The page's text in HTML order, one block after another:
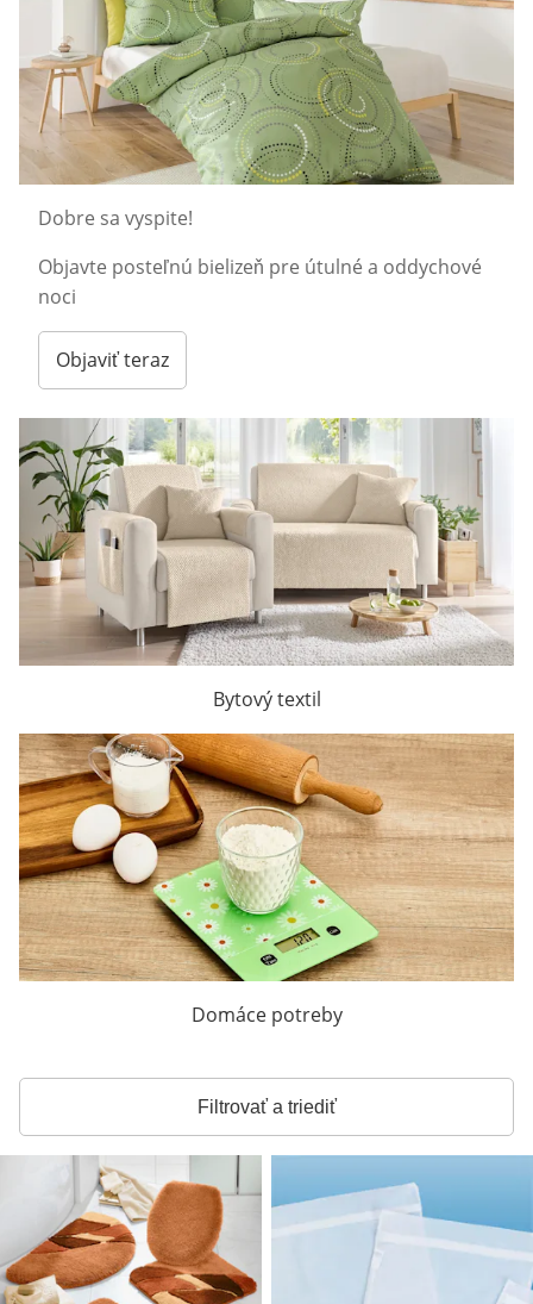
Dobre sa vyspite!
Objavte posteľnú bielizeň pre útulné a oddychové
noci
Objaviť teraz
Bytový textil
Domáce potreby
Filtrovať a triediť